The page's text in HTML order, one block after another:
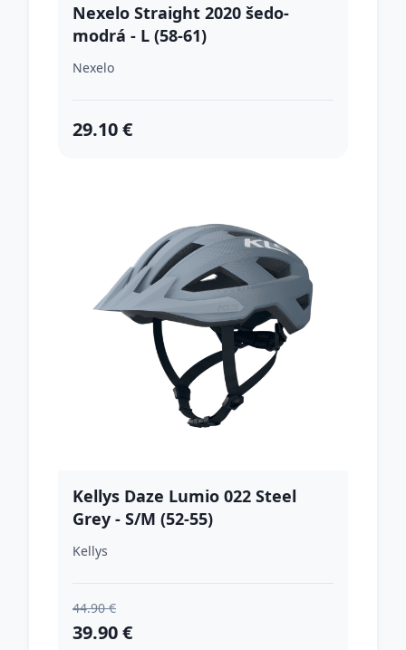
Nexelo Straight 2020 šedo-
modrá - L (58-61)
Nexelo
29.10 €
Kellys Daze Lumio 022 Steel
Grey - S/M (52-55)
Kellys
44.90 €
39.90 €